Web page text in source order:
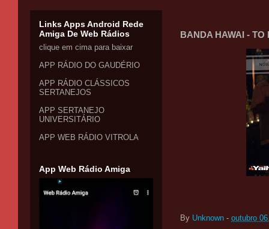
BANDA HAWAI - TO
By Unknown - outubro
Links Apps Android Rede
Amiga De Web Rádios
clique em cima para baixar
APP RÁDIO DO GAUDÉRIO
APP RÁDIO CLÁSSICOS
SERTANEJOS
APP SERTANEJO
UNIVERSITÁRIO
APP WEB RÁDIO VITROLA
App Web Rádio Amiga